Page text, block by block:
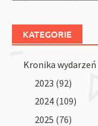
KATEGORIE
Kronika wydarzeń
2023 (92)
2024 (109)
2025 (76)